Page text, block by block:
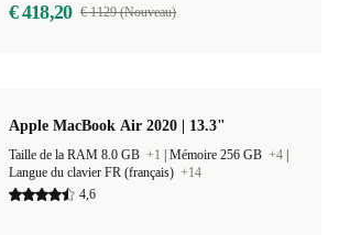
€ 418,20 € 1129 (Nouveau)
Apple MacBook Air 2020 | 13.3"
Taille de la RAM 8.0 GB +1 Mémoire 256 GB +4
Langue du clavier FR (français) +14
4,6